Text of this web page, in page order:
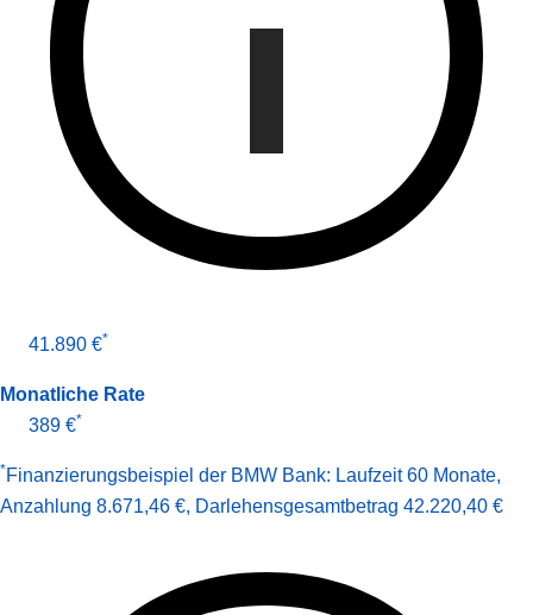
41.890 €*
Monatliche Rate
389 €*
*Finanzierungsbeispiel der BMW Bank: Laufzeit 60 Monate,
Anzahlung 8.671,46 €, Darlehens­gesamt­betrag 42.220,40 €